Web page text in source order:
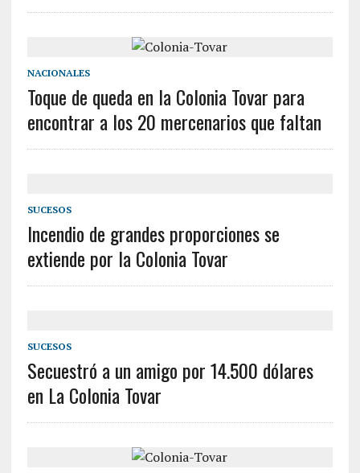
NACIONALES
Toque de queda en la Colonia Tovar para
encontrar a los 20 mercenarios que faltan
SUCESOS
Incendio de grandes proporciones se
extiende por la Colonia Tovar
SUCESOS
Secuestró a un amigo por 14.500 dólares
en La Colonia Tovar